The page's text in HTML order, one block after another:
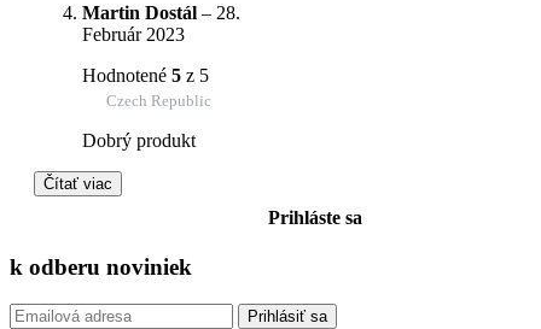
Martin Dostál – 28.
Február 2023
Hodnotené 5 z 5
Czech Republic
Dobrý produkt
Čítať viac
Prihláste sa
k odberu noviniek